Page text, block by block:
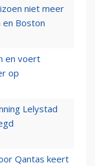
niet meer
Boston
en voert
op
Lelystad
Qantas keert